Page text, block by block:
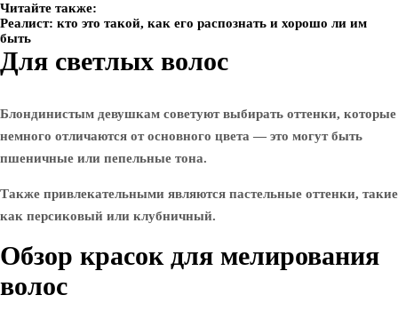
Читайте также:
Реалист: кто это такой, как его распознать и хорошо ли им
быть
Для светлых волос
Блондинистым девушкам советуют выбирать оттенки, которые
немного отличаются от основного цвета — это могут быть
пшеничные или пепельные тона.
Также привлекательными являются пастельные оттенки, такие
как персиковый или клубничный.
Обзор красок для мелирования
волос